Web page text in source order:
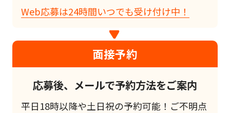
Web応募は24時間いつでも受け付け中！
面接予約
応募後、メールで予約方法をご案内
平日18時以降や土日祝の予約可能！ご不明点